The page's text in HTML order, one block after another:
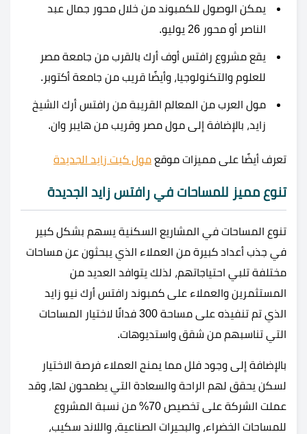
يمكن الوصول للكمبوند من خلال محور جمال عبد
الناصر أو محور 26 يوليو.
يقع مشروع رافتس أوف أرك بالقرب من جامعة مصر
للعلوم والتكنولوجيا، وأيضًا قريب من جامعة أكتوبر.
مول العرب من المعالم القريبة من رافتس أرك الشيخ
زايد، بالإضافة إلى مول مصر وقريب من هايبر وان.
تعرف أيضًا على مميزات موقع مول كيت زايد الجديدة
تنوع مميز للمساحات في رافتس زايد الجديدة
تنوع المساحات في المشاريع السكنية يسهم بشكل كبير
في جذب أعداد كبيرة من العملاء الذي يبحثون عن مساحات
مختلفة تلبي احتياجاتهم، لذلك يتوافد العديد من
المستثمرين والعملاء على كمبوند رافتس أرك نيو زايد
الذي تم تنفيذه على مساحة 300 فدانًا لاختيار المساحات
التي تناسبهم من شقق واستديوهات.
بالإضافة إلى وجود فلل مما يمنح العملاء فرصة الاختيار
لسكن يحقق لهم الراحة والسعادة التي يطمحون لها، وقد
عملت الشركة على تخصيص 70% من نسبة المشروع
للمساحات الخضراء، والبحيرات الصناعية، واللاند سكيب،